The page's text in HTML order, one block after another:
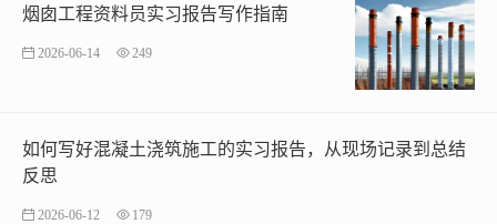
烟囱工程资料员实习报告写作指南
2026-06-14 249
如何写好混凝土浇筑施工的实习报告，从现场记录到总结
反思
2026-06-12 179